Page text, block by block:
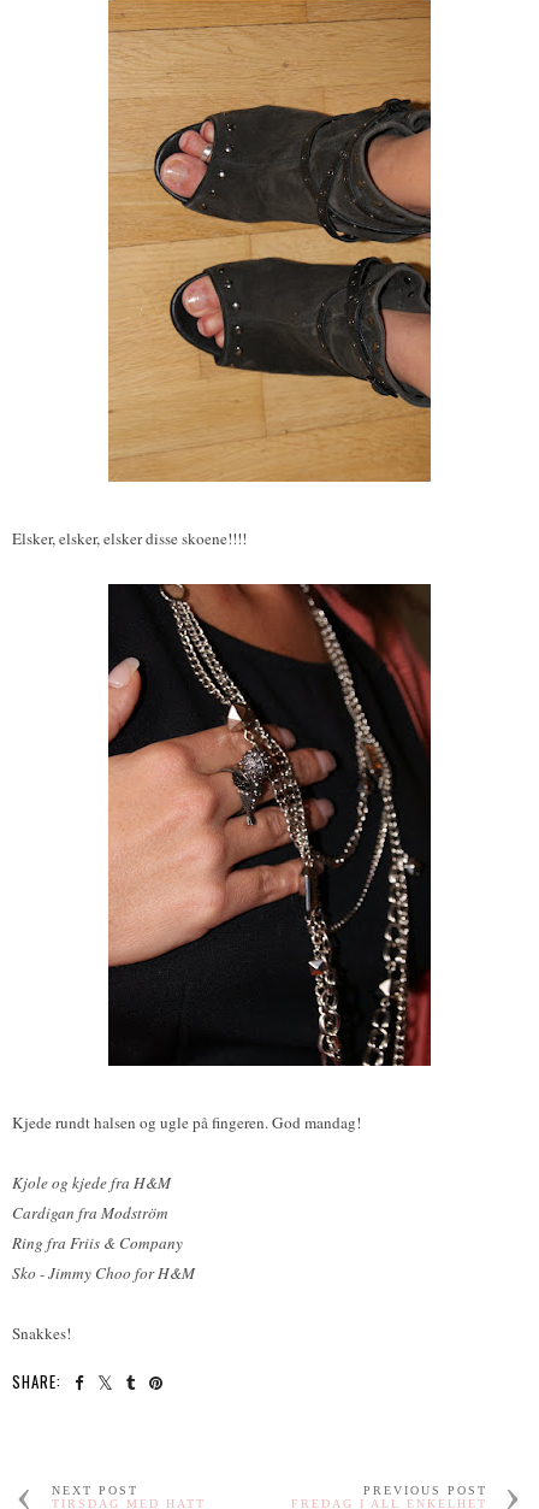
Elsker, elsker, elsker disse skoene!!!!
Kjede rundt halsen og ugle på fingeren. God mandag!
Kjole og kjede fra H&M
Cardigan fra Modström
Ring fra Friis & Company
Sko - Jimmy Choo for H&M
Snakkes!
SHARE:
NEXT POST
TIRSDAG MED HATT
PREVIOUS POST
FREDAG I ALL ENKELHET